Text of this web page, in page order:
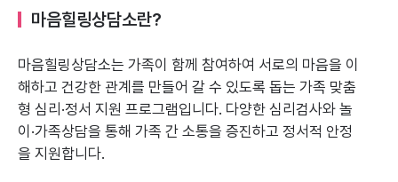
마음힐링상담소란?
마음힐링상담소는 가족이 함께 참여하여 서로의 마음을 이
해하고 건강한 관계를 만들어 갈 수 있도록 돕는 가족 맞춤
형 심리·정서 지원 프로그램입니다. 다양한 심리검사와 놀
이·가족상담을 통해 가족 간 소통을 증진하고 정서적 안정
을 지원합니다.